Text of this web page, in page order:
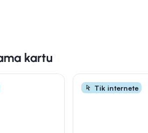
kartu
Tik internete